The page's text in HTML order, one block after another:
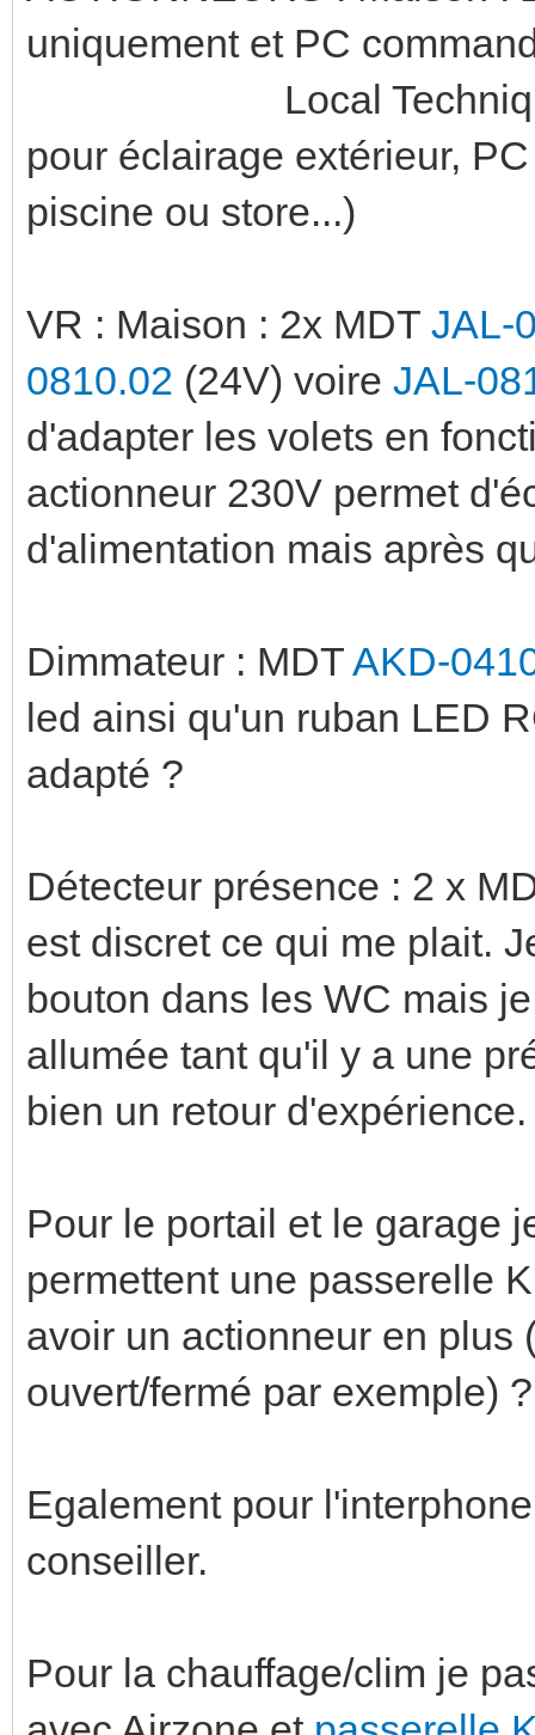
uniquement et PC
Local Technique
pour éclairage extérieur,
piscine ou store...)
VR : Maison : 2x MDT JAL-
0810.02 (24V) voire JAL-
d'adapter les volets en
actionneur 230V permet
d'alimentation mais après
Dimmateur : MDTAKD-
led ainsi qu'un ruban LED
adapté ?
Détecteur présence : 2 x
est discret ce qui me plait.
bouton dans les WC mais
allumée tant qu'il y a une
bien un retour d'expérience.
Pour le portail et le garage
permettent une passerelle
avoir un actionneur en plus
ouvert/fermé par exemple) ?
Egalement pour
conseiller.
Pour la chauffage/clim je